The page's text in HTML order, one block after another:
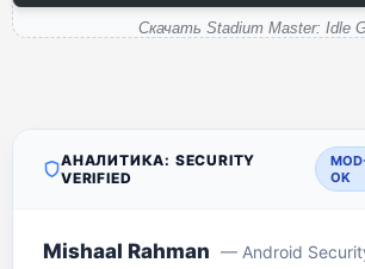
Скачать Stadium Master: Idle
АНАЛИТИКА: SECURITY
VERIFIED
OK
Mishaal Rahman — Android